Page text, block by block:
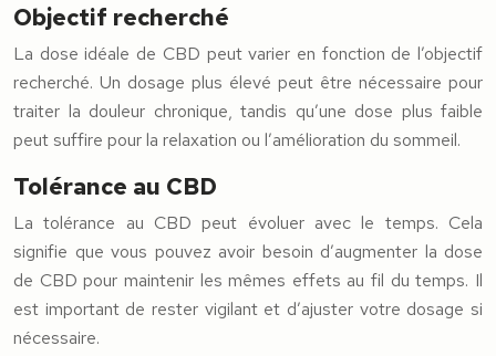
Objectif recherché
La dose idéale de CBD peut varier en fonction de l’objectif
recherché. Un dosage plus élevé peut être nécessaire pour
traiter la douleur chronique, tandis qu’une dose plus faible
peut suffire pour la relaxation ou l’amélioration du sommeil.
Tolérance au CBD
La tolérance au CBD peut évoluer avec le temps. Cela
signifie que vous pouvez avoir besoin d’augmenter la dose
de CBD pour maintenir les mêmes effets au fil du temps. Il
est important de rester vigilant et d’ajuster votre dosage si
nécessaire.